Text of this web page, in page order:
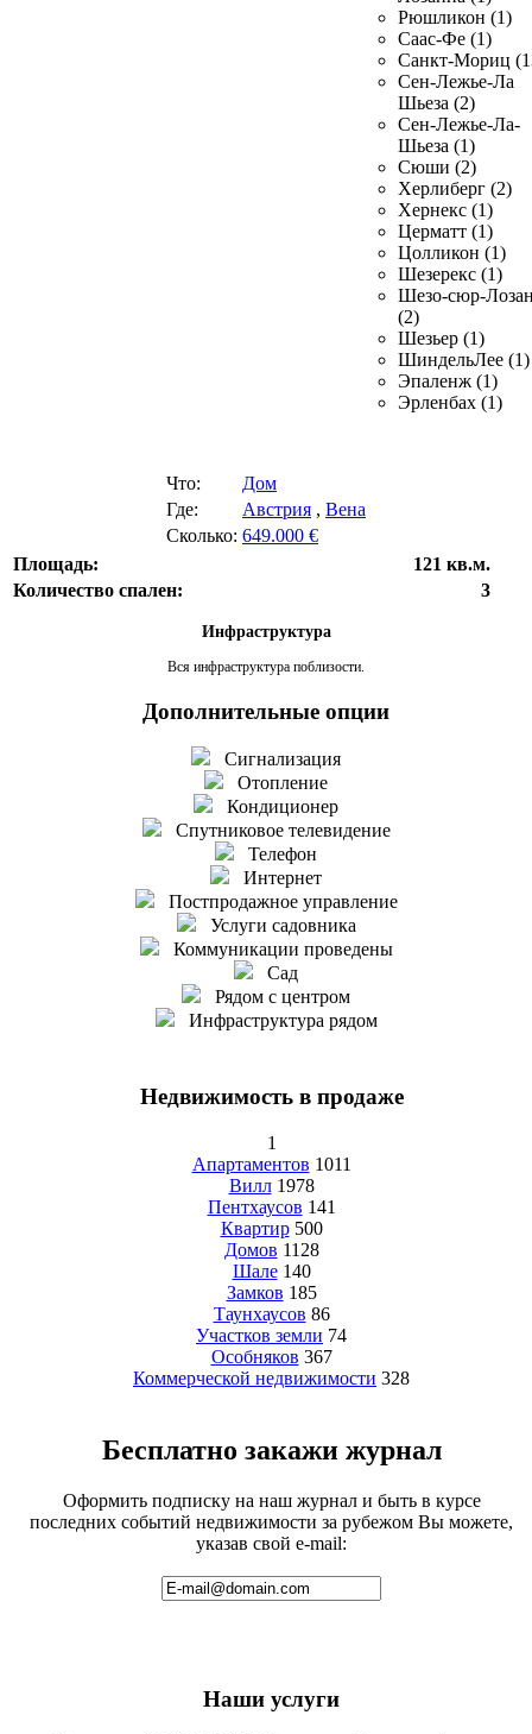
Рюшликон (1)
Саас-Фе (1)
Санкт-Мориц
Сен-Лежье-Ла
Шьеза (2)
Сен-Лежье-Ла-
Шьеза (1)
Сюши (2)
Херлиберг (2)
Хернекс (1)
Церматт (1)
Цолликон (1)
Шезерекс (1)
Шезо-сюр-
(2)
Шезьер (1)
ШиндельЛее (1)
Эпаленж (1)
Эрленбах (1)
Что:
Дом
Где:
Австрия , Вена
Сколько: 649.000 €
Площадь:
121 кв.м.
Количество спален:
3
Инфраструктура
Вся инфраструктура поблизости.
Дополнительные опции
Сигнализация
Отопление
Кондиционер
Спутниковое телевидение
Телефон
Интернет
Постпродажное управление
Услуги садовника
Коммуникации проведены
Сад
Рядом с центром
Инфраструктура рядом
Недвижимость в продаже
1
Апартаментов 1011
Вилл 1978
Пентхаусов 141
Квартир 500
Домов 1128
Шале 140
Замков 185
Таунхаусов 86
Участков земли 74
Особняков 367
Коммерческой недвижимости 328
Бесплатно закажи журнал
Оформить подписку на наш журнал и быть в курсе
последних событий недвижимости за рубежом Вы можете,
указав свой e-mail:
Наши услуги